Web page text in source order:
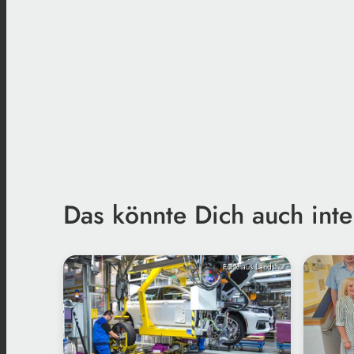
Das könnte Dich auch
Funkhaus Landshut